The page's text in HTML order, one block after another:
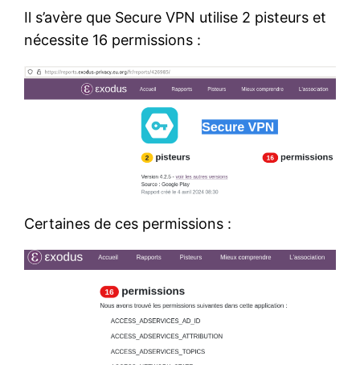
Il s’avère que Secure VPN utilise 2 pisteurs et
nécessite 16 permissions :
Certaines de ces permissions :